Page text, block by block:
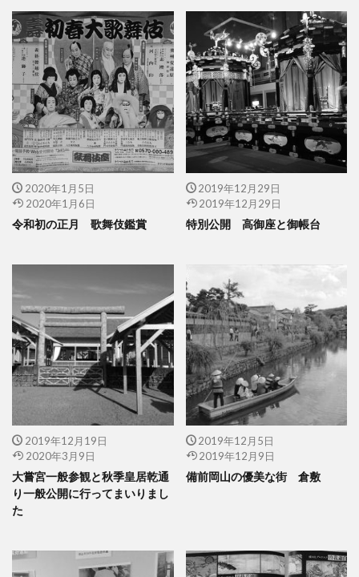
2020年1月5日
2020年1月6日
令和初の正月 歌舞伎鑑賞
2019年12月29日
2019年12月29日
特別公開 高御座と御帳台
2019年12月19日
2020年3月9日
大嘗宮一般参観と秋季皇居乾通
り一般公開に行ってまいりまし
た
2019年12月5日
2019年12月9日
備前岡山の優美な街 倉敷